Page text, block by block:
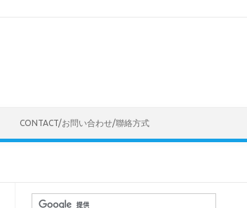
CONTACT/お問い合わせ/聯絡方式